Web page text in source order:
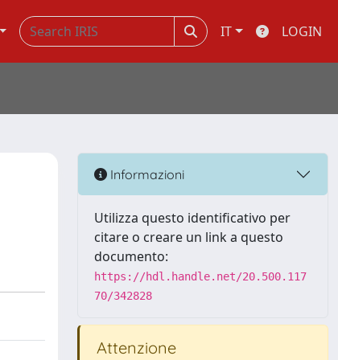
IT LOGIN
Informazioni
Utilizza questo identificativo per
citare o creare un link a questo
documento:
https://hdl.handle.net/20.500.117
70/342828
Attenzione